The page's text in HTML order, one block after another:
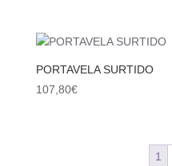
PORTAVELA SURTIDO
107,80€
1